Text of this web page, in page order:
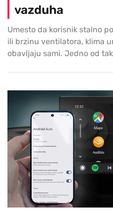
vazduha
Umesto da korisnik stalno
ili brzinu ventilatora, klima
obavljaju sami. Jedno od